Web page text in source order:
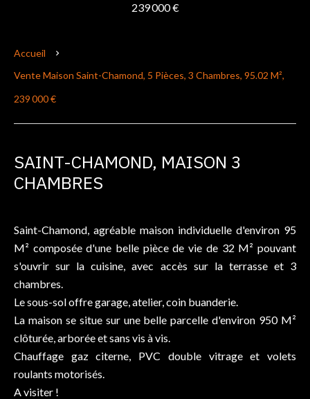
239 000 €
Accueil
Vente Maison Saint-Chamond, 5 Pièces, 3 Chambres, 95.02 M²,
239 000 €
SAINT-CHAMOND, MAISON 3
CHAMBRES
Saint-Chamond, agréable maison individuelle d'environ 95
M² composée d'une belle pièce de vie de 32 M² pouvant
s'ouvrir sur la cuisine, avec accès sur la terrasse et 3
chambres.
Le sous-sol offre garage, atelier, coin buanderie.
La maison se situe sur une belle parcelle d'environ 950 M²
clôturée, arborée et sans vis à vis.
Chauffage gaz citerne, PVC double vitrage et volets
roulants motorisés.
A visiter !